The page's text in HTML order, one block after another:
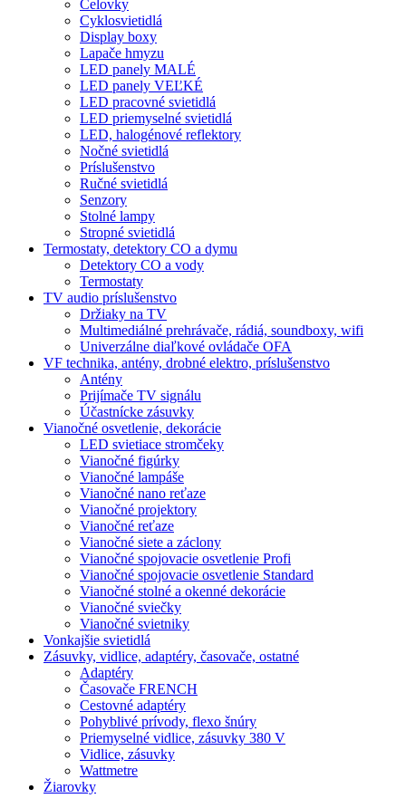
Čelovky
Cyklosvietidlá
Display boxy
Lapače hmyzu
LED panely MALÉ
LED panely VEĽKÉ
LED pracovné svietidlá
LED priemyselné svietidlá
LED, halogénové reflektory
Nočné svietidlá
Príslušenstvo
Ručné svietidlá
Senzory
Stolné lampy
Stropné svietidlá
Termostaty, detektory CO a dymu
Detektory CO a vody
Termostaty
TV audio príslušenstvo
Držiaky na TV
Multimediálné prehrávače, rádiá, soundboxy, wifi
Univerzálne diaľkové ovládače OFA
VF technika, antény, drobné elektro, príslušenstvo
Antény
Prijímače TV signálu
Účastnícke zásuvky
Vianočné osvetlenie, dekorácie
LED svietiace stromčeky
Vianočné figúrky
Vianočné lampáše
Vianočné nano reťaze
Vianočné projektory
Vianočné reťaze
Vianočné siete a záclony
Vianočné spojovacie osvetlenie Profi
Vianočné spojovacie osvetlenie Standard
Vianočné stolné a okenné dekorácie
Vianočné sviečky
Vianočné svietniky
Vonkajšie svietidlá
Zásuvky, vidlice, adaptéry, časovače, ostatné
Adaptéry
Časovače FRENCH
Cestovné adaptéry
Pohyblivé prívody, flexo šnúry
Priemyselné vidlice, zásuvky 380 V
Vidlice, zásuvky
Wattmetre
Žiarovky